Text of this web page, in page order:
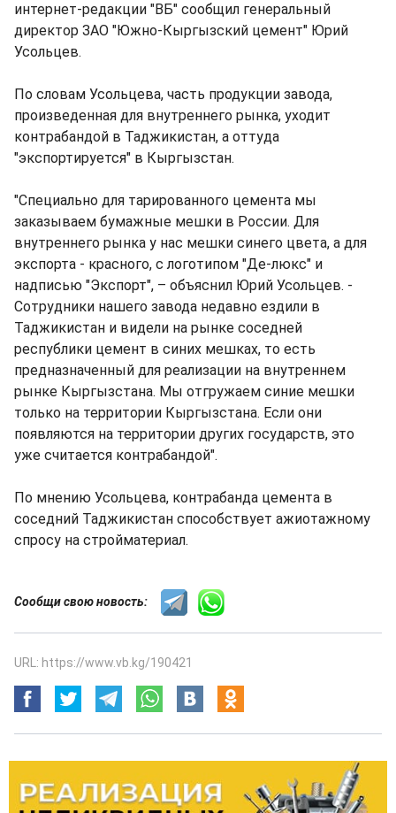
интернет-редакции "ВБ" сообщил генеральный
директор ЗАО "Южно-Кыргызский цемент" Юрий
Усольцев.
По словам Усольцева, часть продукции завода,
произведенная для внутреннего рынка, уходит
контрабандой в Таджикистан, а оттуда
"экспортируется" в Кыргызстан.
"Специально для тарированного цемента мы
заказываем бумажные мешки в России. Для
внутреннего рынка у нас мешки синего цвета, а для
экспорта - красного, с логотипом "Де-люкс" и
надписью "Экспорт", – объяснил Юрий Усольцев. -
Сотрудники нашего завода недавно ездили в
Таджикистан и видели на рынке соседней
республики цемент в синих мешках, то есть
предназначенный для реализации на внутреннем
рынке Кыргызстана. Мы отгружаем синие мешки
только на территории Кыргызстана. Если они
появляются на территории других государств, это
уже считается контрабандой".
По мнению Усольцева, контрабанда цемента в
соседний Таджикистан способствует ажиотажному
спросу на стройматериал.
Сообщи свою новость:
URL: https://www.vb.kg/190421